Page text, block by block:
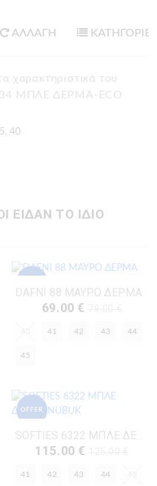
ΑΛΛΑΓΗ ΚΑΤΗΓΟΡΙΕΣ
χαρακτηριστικά του
34 ΜΠΛΕ ΔΕΡΜΑ-ECO
40
ΕΙΔΑΝ ΤΟ ΙΔΙΟ
DAFNI 88 ΜΑΥΡΟ ΔΕΡΜΑ
69.00 €
41 42 43 44
45
OFFER
SOFTIES 6322 ΜΠΛΕ ΔΕΡΜΑ-NUBUK
115.00 €
41 42 43 44